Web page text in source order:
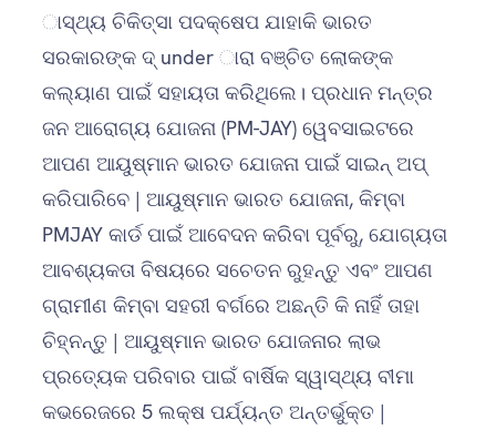
ାସ୍ଥ୍ୟ ଚିକିତ୍ସା ପଦକ୍ଷେପ ଯାହାକି ଭାରତ
ସରକାରଙ୍କ ଦ୍ under ାରା ବଞ୍ଚିତ ଲୋକଙ୍କ
କଲ୍ୟାଣ ପାଇଁ ସହାୟତା କରିଥିଲେ। ପ୍ରଧାନ ମନ୍ତ୍ର
ଜନ ଆରୋଗ୍ୟ ଯୋଜନା (PM-JAY) ୱେବସାଇଟରେ
ଆପଣ ଆୟୁଷ୍ମାନ ଭାରତ ଯୋଜନା ପାଇଁ ସାଇନ୍ ଅପ୍
କରିପାରିବେ | ଆୟୁଷ୍ମାନ ଭାରତ ଯୋଜନା, କିମ୍ବା
PMJAY କାର୍ଡ ପାଇଁ ଆବେଦନ କରିବା ପୂର୍ବରୁ, ଯୋଗ୍ୟତା
ଆବଶ୍ୟକତା ବିଷୟରେ ସଚେତନ ରୁହନ୍ତୁ ଏବଂ ଆପଣ
ଗ୍ରାମୀଣ କିମ୍ବା ସହରୀ ବର୍ଗରେ ଅଛନ୍ତି କି ନାହିଁ ତାହା
ଚିହ୍ନନ୍ତୁ | ଆୟୁଷ୍ମାନ ଭାରତ ଯୋଜନାର ଲାଭ
ପ୍ରତ୍ୟେକ ପରିବାର ପାଇଁ ବାର୍ଷିକ ସ୍ୱାସ୍ଥ୍ୟ ବୀମା
କଭରେଜରେ 5 ଲକ୍ଷ ପର୍ଯ୍ୟନ୍ତ ଅନ୍ତର୍ଭୁକ୍ତ |